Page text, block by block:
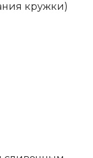
кружки)